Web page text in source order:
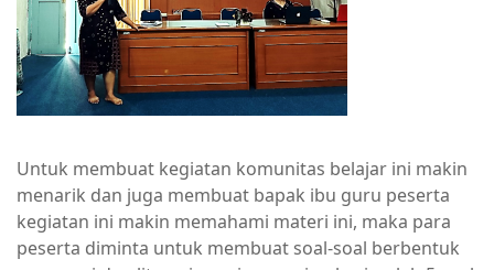
Untuk membuat kegiatan komunitas belajar ini makin
menarik dan juga membuat bapak ibu guru peserta
kegiatan ini makin memahami materi ini, maka para
peserta diminta untuk membuat soal-soal berbentuk